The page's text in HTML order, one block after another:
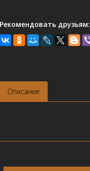
Рекомендовать друзьям:
Описание